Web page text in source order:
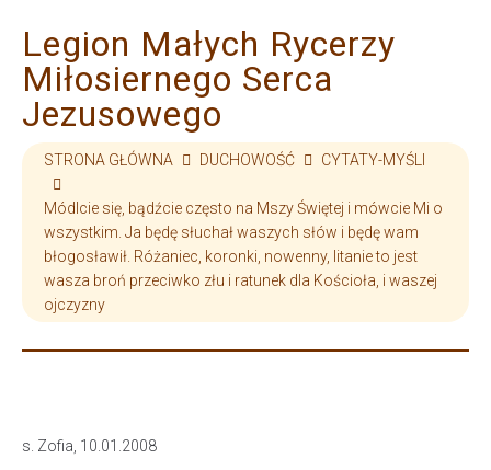
Legion Małych Rycerzy
Miłosiernego Serca
Jezusowego
STRONA GŁÓWNA DUCHOWOŚĆ CYTATY-MYŚLI
Módlcie się, bądźcie często na Mszy Świętej i mówcie Mi o
wszystkim. Ja będę słuchał waszych słów i będę wam
błogosławił. Różaniec, koronki, nowenny, litanie to jest
wasza broń przeciwko złu i ratunek dla Kościoła, i waszej
ojczyzny
s. Zofia, 10.01.2008